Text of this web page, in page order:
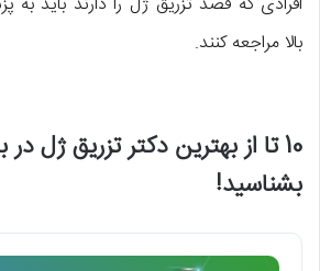
بالا مراجعه کنند.
10 تا از بهترین دکتر تزریق ژل در
بشناسید!